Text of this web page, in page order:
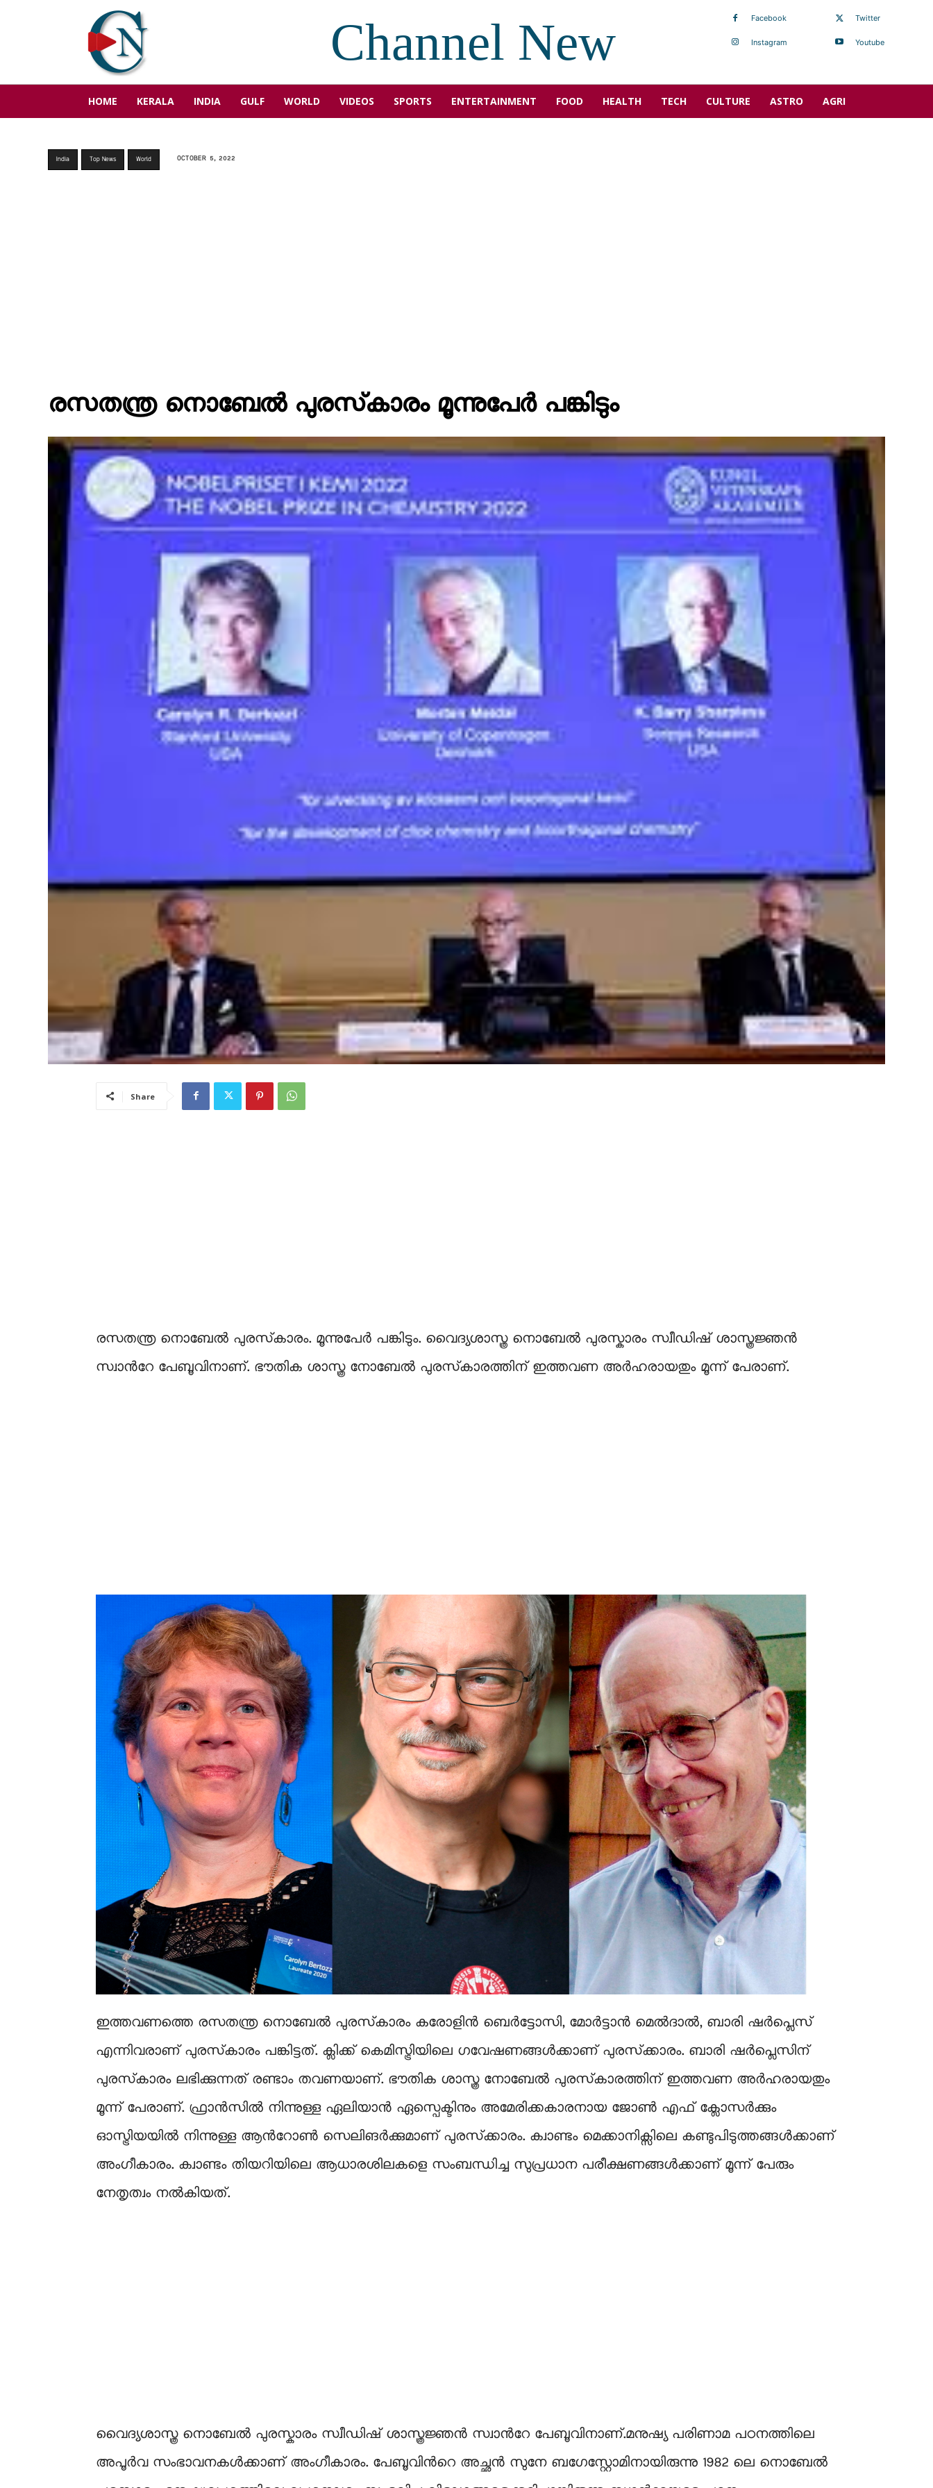
Channel New Facebook
Instagram
Twitter
Youtube
HOME KERALA INDIA GULF WORLD VIDEOS SPORTS ENTERTAINMENT FOOD HEALTH TECH CULTURE ASTRO AGRI
India Top News World OCTOBER 5, 2022
രസതന്ത്ര നൊബേല്‍ പുരസ്‍കാരം മൂന്നുപേര്‍ പങ്കിടും
Share
രസതന്ത്ര നൊബേല്‍ പുരസ്‍കാരം. മൂന്നുപേര്‍ പങ്കിടും. വൈദ്യശാസ്ത്ര നൊബേൽ പുരസ്കാരം സ്വീഡിഷ് ശാസ്ത്രജ്ഞൻ
സ്വാന്‍റേ പേബൂവിനാണ്. ഭൗതിക ശാസ്ത്ര നോബേൽ പുരസ്‍കാരത്തിന് ഇത്തവണ അര്‍ഹരായതും മൂന്ന് പേരാണ്.
ഇത്തവണത്തെ രസതന്ത്ര നൊബേല്‍ പുരസ്‍കാരം കരോളിന്‍ ബെര്‍ട്ടോസി, മോര്‍ട്ടാന്‍ മെല്‍ദാല്‍, ബാരി ഷര്‍പ്ലെസ്
എന്നിവരാണ് പുരസ്‍കാരം പങ്കിട്ടത്. ക്ലിക്ക് കെമിസ്ട്രിയിലെ ഗവേഷണങ്ങള്‍ക്കാണ് പുരസ്‍ക്കാരം. ബാരി ഷര്‍പ്ലെസിന്
പുരസ്‍കാരം ലഭിക്കുന്നത് രണ്ടാം തവണയാണ്. ഭൗതിക ശാസ്ത്ര നോബേൽ പുരസ്‍കാരത്തിന് ഇത്തവണ അര്‍ഹരായതും
മൂന്ന് പേരാണ്. ഫ്രാൻസിൽ നിന്നുള്ള ഏലിയാൻ ഏസ്പെക്ടിനും അമേരിക്കകാരനായ ജോൺ എഫ് ക്ലോസർക്കും
ഓസ്ട്രിയയിൽ നിന്നുള്ള ആന്‍റോണ്‍ സെലിങർക്കുമാണ് പുരസ്‍ക്കാരം. ക്വാണ്ടം മെക്കാനിക്സിലെ കണ്ടുപിടുത്തങ്ങൾക്കാണ്
അംഗീകാരം. ക്വാണ്ടം തിയറിയിലെ ആധാരശിലകളെ സംബന്ധിച്ച സുപ്രധാന പരീക്ഷണങ്ങൾക്കാണ് മൂന്ന് പേരും
നേതൃത്വം നൽകിയത്.
വൈദ്യശാസ്ത്ര നൊബേൽ പുരസ്കാരം സ്വീഡിഷ് ശാസ്ത്രജ്ഞൻ സ്വാന്‍റേ പേബൂവിനാണ്.മനുഷ്യ പരിണാമ പഠനത്തിലെ
അപൂർവ സംഭാവനകൾക്കാണ് അംഗീകാരം. പേബൂവിന്‍റെ അച്ഛൻ സുനേ ബഗേസ്റ്റോമിനായിരുന്നു 1982 ലെ നൊബേൽ